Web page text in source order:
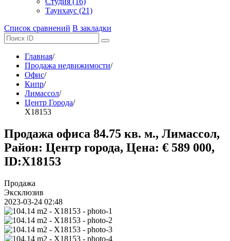
Таунхаус (21)
Список сравнений В закладки
Главная/
Продажа недвижимости/
Офис/
Кипр/
Лимассол/
Центр Города/
X18153
Продажа офиса 84.75 кв. м., Лимассол,
Район: Центр города, Цена: € 589 000,
ID:X18153
Продажа
Эксклюзив
2023-03-24 02:48